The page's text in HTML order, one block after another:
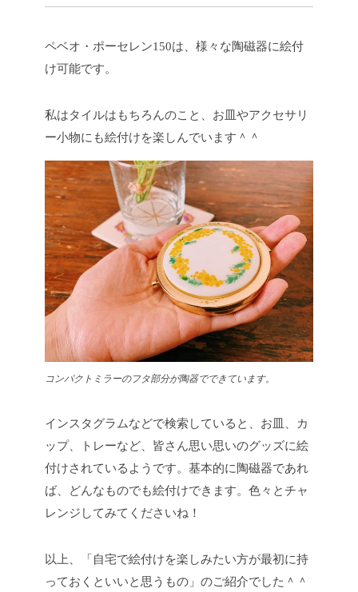
ペベオ・ポーセレン150は、様々な陶磁器に絵付
け可能です。
私はタイルはもちろんのこと、お皿やアクセサリ
ー小物にも絵付けを楽しんでいます＾＾
コンパクトミラーのフタ部分が陶器でできています。
インスタグラムなどで検索していると、お皿、カ
ップ、トレーなど、皆さん思い思いのグッズに絵
付けされているようです。基本的に陶磁器であれ
ば、どんなものでも絵付けできます。色々とチャ
レンジしてみてくださいね！
以上、「自宅で絵付けを楽しみたい方が最初に持
っておくといいと思うもの」のご紹介でした＾＾